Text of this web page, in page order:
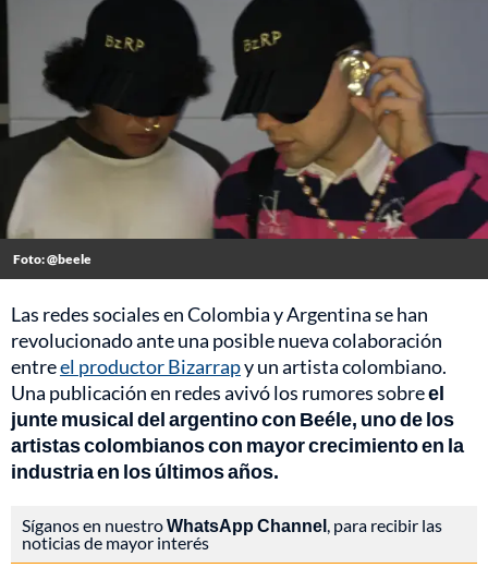
Foto: @beele
Las redes sociales en Colombia y Argentina se han
revolucionado ante una posible nueva colaboración
entreel productor Bizarrapy un artista colombiano.
Una publicación en redes avivó los rumores sobreel
junte musical del argentino con Beéle, uno de los
artistas colombianos con mayor crecimiento en la
industria en los últimos años.
Síganos en nuestroWhatsApp Channel, para recibir las
noticias de mayor interés